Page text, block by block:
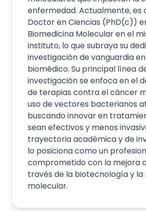
enfermedad. Actualmente, es
Doctor en Ciencias (PhD(c))
Biomedicina Molecular en el
instituto, lo que subraya su
investigación de vanguardia
biomédico. Su principal línea
investigación se enfoca en el
de terapias contra el cáncer
uso de vectores bacterianos
buscando innovar en
sean efectivos y menos
trayectoria académica y de
lo posiciona como un
comprometido con la mejora
través de la biotecnología y la
molecular.